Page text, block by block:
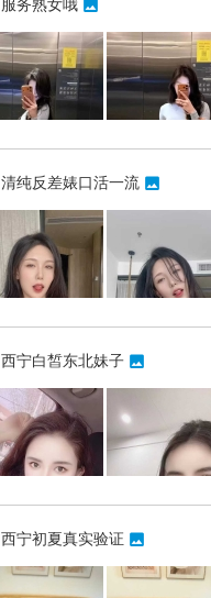
服务熟女哦
清纯反差婊口活一流
西宁白皙东北妹子
西宁初夏真实验证